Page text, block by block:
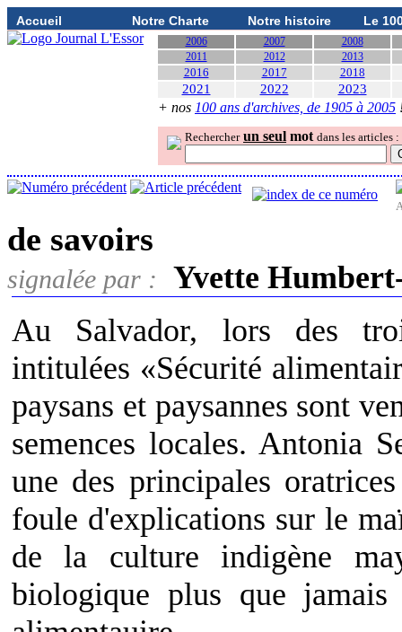
Accueil Notre Charte Notre histoire Le
2006 2007
2008
2011
2012 2013
2016 2017 2018
2021 2022 2023
+ nos 100 ans d'archives, de 1905 à 2005
Rechercher un seul mot dans les articles :
de savoirs
signalée par :
Yvette
Au Salvador, lors des
intitulées «Sécurité
paysans et paysannes sont
semences locales. Antonia
une des principales
foule d'explications sur le
de la culture indigène
biologique plus que